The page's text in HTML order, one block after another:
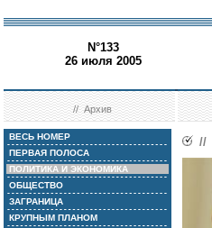
N°133
26 июля 2005
//Архив
ВЕСЬ НОМЕР
ПЕРВАЯ ПОЛОСА
ПОЛИТИКА И ЭКОНОМИКА
ОБЩЕСТВО
ЗАГРАНИЦА
КРУПНЫМ ПЛАНОМ
//